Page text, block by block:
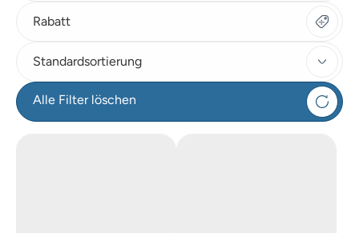
Rabatt
Standardsortierung
Alle Filter löschen